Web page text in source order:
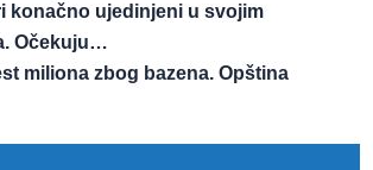
konačno ujedinjeni u svojim
Očekuju…
miliona zbog bazena. Opština